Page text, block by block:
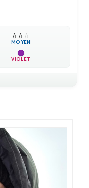
💧 💧 💧
MOYEN
VIOLET